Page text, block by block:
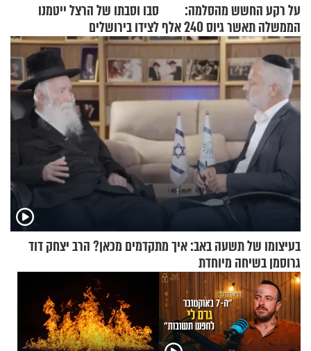
על רקע החשש מהסלמה:
הממשלה תאשר גיוס 240 אלף
אנשי מילואים
סבו וסבתו של הרצל ייטמנו
לצידו בירושלים
בעיצומו של תשעה באב: איך מתקדמים מכאן? הרב יצחק דוד
גרוסמן בשיחה מיוחדת